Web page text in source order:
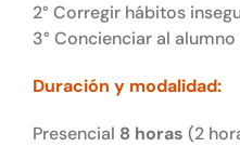
2° Corregir hábitos
3° Concienciar al
Duración y modalidad:
Presencial 8 horas (2